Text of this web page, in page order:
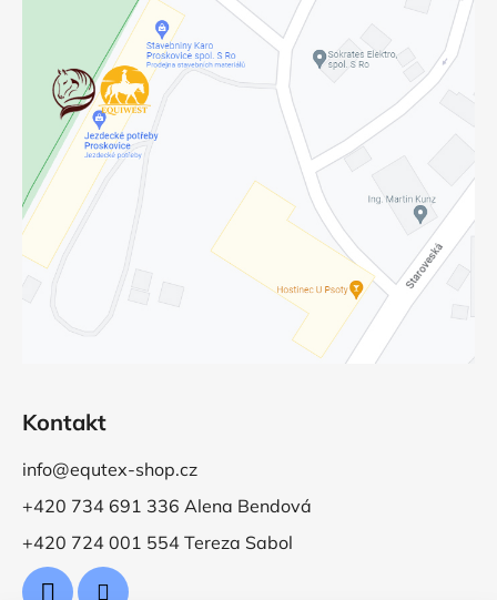
Kontakt
info@equtex-shop.cz
+420 734 691 336 Alena Bendová
+420 724 001 554 Tereza Sabol